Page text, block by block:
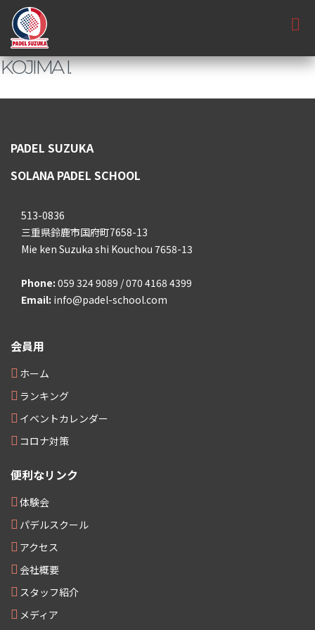
KOJIMA I.
PADEL SUZUKA
SOLANA PADEL SCHOOL
513-0836
三重県鈴鹿市国府町7658-13
Mie ken Suzuka shi Kouchou 7658-13
Phone: 059 324 9089 / 070 4168 4399
Email: info@padel-school.com
会員用
ホーム
ランキング
イベントカレンダー
コロナ対策
便利なリンク
体験会
パデルスクール
アクセス
会社概要
スタッフ紹介
メディア